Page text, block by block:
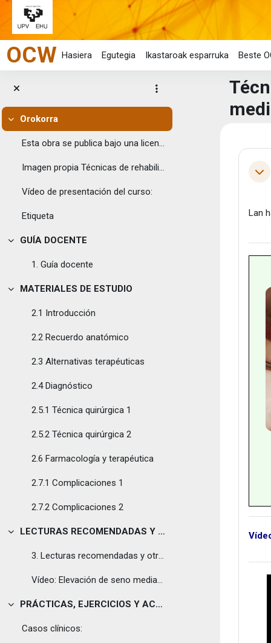
Joan eduki nagusira zuzenean
OCW Hasiera Egutegia Ikastaroak esparruka Beste
Tolestu
Orokorra
Esta obra se publica bajo una licencia Creative C...
Imagen propia Técnicas de rehabili...
Vídeo de presentación del curso:
Etiqueta
Tolestu
GUÍA DOCENTE
1. Guía docente
Tolestu
MATERIALES DE ESTUDIO
2.1 Introducción
2.2 Recuerdo anatómico
2.3 Alternativas terapéuticas
2.4 Diagnóstico
2.5.1 Técnica quirúrgica 1
2.5.2 Técnica quirúrgica 2
2.6 Farmacología y terapéutica
2.7.1 Complicaciones 1
2.7.2 Complicaciones 2
Tolestu
LECTURAS RECOMENDADAS Y OTROS RECURSOS
3. Lecturas recomendadas y otros recursos
Vídeo: Elevación de seno mediante antrostomía con implantes inmediatos y osteotomos
Tolestu
PRÁCTICAS, EJERCICIOS Y ACTIVIDADES
Casos clínicos:
Lan